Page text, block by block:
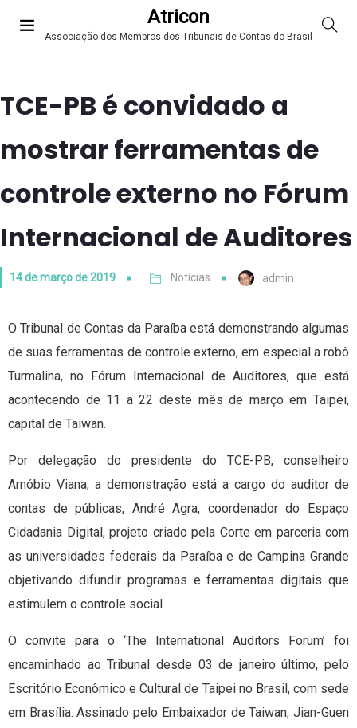
Atricon
Associação dos Membros dos Tribunais de Contas do Brasil
TCE-PB é convidado a
mostrar ferramentas de
controle externo no Fórum
Internacional de Auditores
14 de março de 2019 Notícias admin
O Tribunal de Contas da Paraíba está demonstrando algumas
de suas ferramentas de controle externo, em especial a robô
Turmalina, no Fórum Internacional de Auditores, que está
acontecendo de 11 a 22 deste mês de março em Taipei,
capital de Taiwan.
Por delegação do presidente do TCE-PB, conselheiro
Arnóbio Viana, a demonstração está a cargo do auditor de
contas de públicas, André Agra, coordenador do Espaço
Cidadania Digital, projeto criado pela Corte em parceria com
as universidades federais da Paraíba e de Campina Grande
objetivando difundir programas e ferramentas digitais que
estimulem o controle social.
O convite para o ‘The International Auditors Forum’ foi
encaminhado ao Tribunal desde 03 de janeiro último, pelo
Escritório Econômico e Cultural de Taipei no Brasil, com sede
em Brasília. Assinado pelo Embaixador de Taiwan, Jian-Guen